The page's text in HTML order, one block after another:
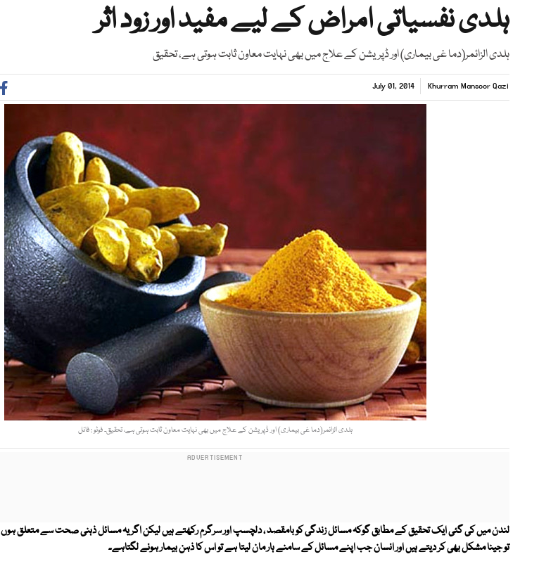
ہلدی نفسیاتی امراض کے لیے مفید اور زود اثر
ہلدی الزائمر(دما غی بیماری) اور ڈپریشن کے علاج میں بھی نہایت معاون ثابت ہوتی ہے، تحقیق
Khurram Mansoor Qazi
July 01, 2014
ہلدی الزائمر(دما غی بیماری) اور ڈپریشن کے علاج میں بھی نہایت معاون ثابت ہوتی ہے، تحقیق۔ فوٹو : فائل
لندن میں کی گئی ایک تحقیق کے مطابق گوکہ مسائل زندگی کو بامقصد ، دلچسپ اور سرگرم رکھتے ہیں لیکن اگر یہ مسائل ذہنی صحت سے متعلق ہوں
تو جینا مشکل بھی کر دیتے ہیں اور انسان جب اپنے مسائل کے سامنے ہار مان لیتا ہے تو اس کا ذہن بیمار ہونے لگتاہے۔